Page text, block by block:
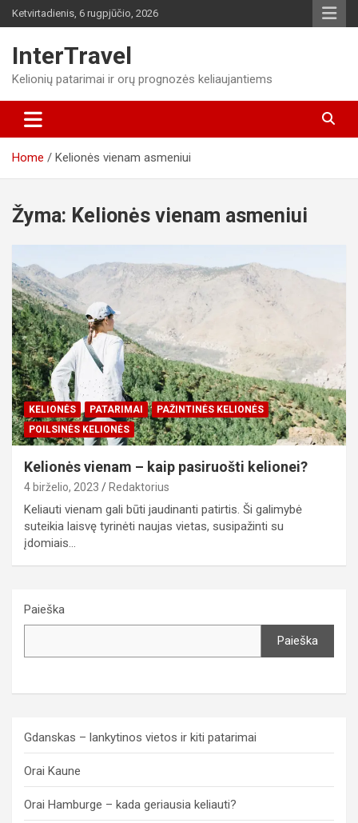
Skip
to
Ketvirtadienis, 6 rugpjūčio, 2026
InterTravel
Kelionių patarimai ir orų prognozės keliaujantiems
Home Kelionės vienam asmeniui
Žyma: Kelionės vienam asmeniui
KELIONĖS PATARIMAI
PAŽINTINĖS KELIONĖS
POILSINĖS KELIONĖS
Kelionės vienam – kaip pasiruošti kelionei?
4 birželio, 2023 Redaktorius
Keliauti vienam gali būti jaudinanti patirtis. Ši galimybė
suteikia laisvę tyrinėti naujas vietas, susipažinti su
įdomiais…
Paieška
Paieška
Gdanskas – lankytinos vietos ir kiti patarimai
Orai Kaune
Orai Hamburge – kada geriausia keliauti?